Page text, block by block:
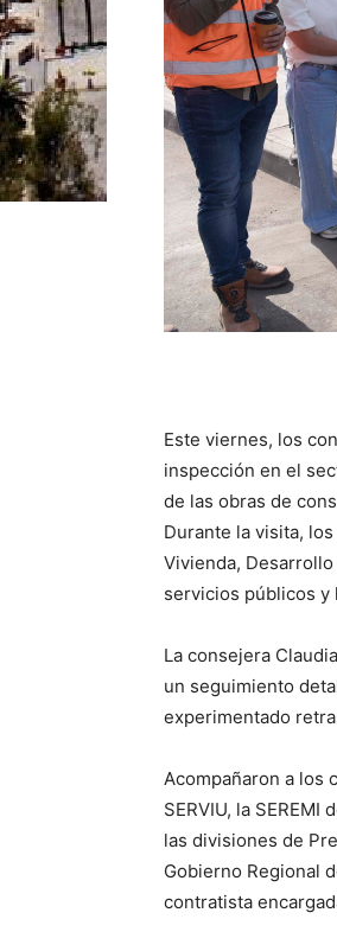
Este viernes, los
inspección en el
de las obras de
Durante la visita,
Vivienda,
servicios públicos y
La consejera
un seguimiento
experimentado
Acompañaron a los
SERVIU, la
las divisiones de
Gobierno Regional
contratista